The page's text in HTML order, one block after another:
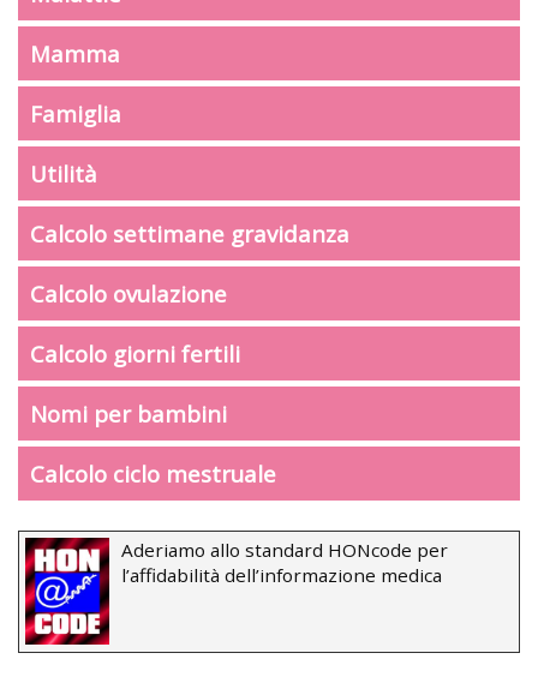
Mamma
Famiglia
Utilità
Calcolo settimane gravidanza
Calcolo ovulazione
Calcolo giorni fertili
Nomi per bambini
Calcolo ciclo mestruale
Aderiamo allo standard HONcode per
l’affidabilità dell’informazione medica